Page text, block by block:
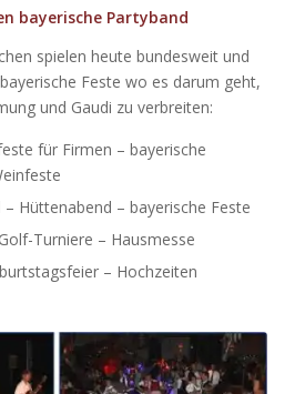
bayerische Partyband
spielen heute bundesweit und
Feste wo es darum geht,
und Gaudi zu verbreiten:
für Firmen – bayerische
Hüttenabend – bayerische Feste
Turniere – Hausmesse
– Hochzeiten